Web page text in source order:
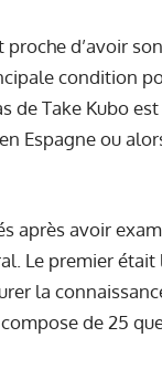
proche d’avoir
condition
de Take Kubo
Espagne ou
après avoir
Le premier
la
de 25